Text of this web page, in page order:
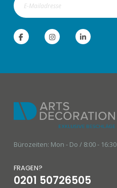
Bürozeiten: Mon - Do / 8:00 - 16:30
FRAGEN?
0201 50726505